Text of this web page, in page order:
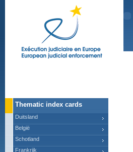
Thematic index cards
Duitsland
België
Schotland
Frankrijk